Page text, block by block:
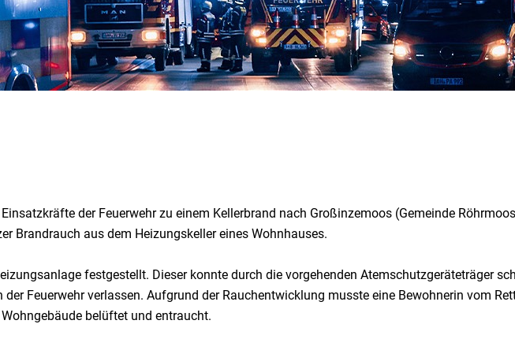
der Feuerwehr zu einem Kellerbrand nach Großinzemoos (Gemeinde
Brandrauch aus dem Heizungskeller eines Wohnhauses.
festgestellt. Dieser konnte durch die vorgehenden Atemschutzgeräteträger
Feuerwehr verlassen. Aufgrund der Rauchentwicklung musste eine Bewohnerin vom
belüftet und entraucht.